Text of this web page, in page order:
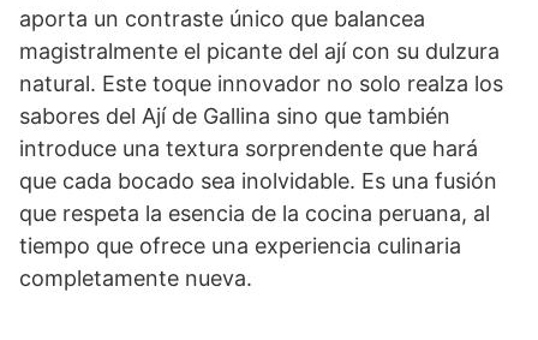
aporta un contraste único que balancea
magistralmente el picante del ají con su dulzura
natural. Este toque innovador no solo realza los
sabores del Ají de Gallina sino que también
introduce una textura sorprendente que hará
que cada bocado sea inolvidable. Es una fusión
que respeta la esencia de la cocina peruana, al
tiempo que ofrece una experiencia culinaria
completamente nueva.